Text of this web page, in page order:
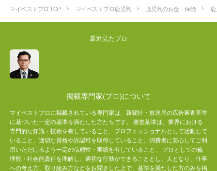
マイベストプロ TOP マイベストプロ鹿児島 鹿児島のお金・保険
最近見たプロ
掲載専門家(プロ)について
マイベストプロに掲載されている専門家は、新聞社・放送局の広告審査基準
に基づいた一定の基準を満たした方たちです。 審査基準は、業界における
専門的な知識・技術を有していること、プロフェッショナルとして活動して
いること、適切な資格や許認可を取得していること、消費者に安心してご利
用いただけるよう一定の信頼性・実績を有していること、 プロとしての倫
理観・社会的責任を理解し、適切な行動ができることとし、人となり、仕事
への考え方、取り組み方などをお聞きした上で、基準を満たした方のみを掲